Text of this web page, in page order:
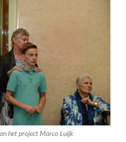
het project Marco Luijk